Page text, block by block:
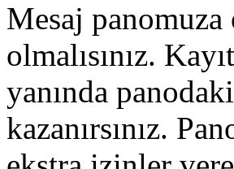
Mesaj
olmalısınız.
yanında
kazanırsınız.